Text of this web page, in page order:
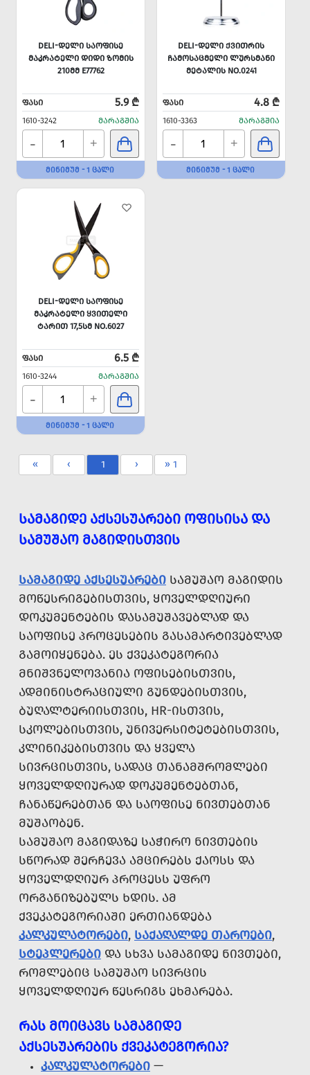
DELI-ᲓᲔᲚᲘ ᲡᲐᲝᲤᲘᲡᲔ
ᲛᲐᲙᲠᲐᲢᲔᲚᲘ ᲓᲘᲓᲘ ᲖᲝᲛᲘᲡ
210ᲛᲛ E77762
ᲤᲐᲡᲘ 5.9 ₾
1610-3242 ᲛᲐᲠᲐᲒᲨᲘᲐ
- +
ᲛᲘᲜᲘᲛᲣᲛ - 1 ᲪᲐᲚᲘ
DELI-ᲓᲔᲚᲘ ᲥᲕᲘᲗᲠᲘᲡ
ᲩᲐᲛᲝᲡᲐᲪᲛᲔᲚᲘ ᲚᲣᲠᲡᲛᲐᲜᲘ
ᲛᲔᲢᲐᲚᲘᲡ NO.0241
ᲤᲐᲡᲘ 4.8 ₾
1610-3363 ᲛᲐᲠᲐᲒᲨᲘᲐ
- +
ᲛᲘᲜᲘᲛᲣᲛ - 1 ᲪᲐᲚᲘ
DELI-ᲓᲔᲚᲘ ᲡᲐᲝᲤᲘᲡᲔ
ᲛᲐᲙᲠᲐᲢᲔᲚᲘ ᲧᲕᲘᲗᲔᲚᲘ
ᲢᲐᲠᲘᲗ 17,5ᲡᲛ NO.6027
ᲤᲐᲡᲘ 6.5 ₾
1610-3244 ᲛᲐᲠᲐᲒᲨᲘᲐ
- +
ᲛᲘᲜᲘᲛᲣᲛ - 1 ᲪᲐᲚᲘ
« ‹ 1 › » 1
ᲡᲐᲛᲐᲒᲘᲓᲔ ᲐᲥᲡᲔᲡᲣᲐᲠᲔᲑᲘ ᲝᲤᲘᲡᲘᲡᲐ ᲓᲐ
ᲡᲐᲛᲣᲨᲐᲝ ᲛᲐᲒᲘᲓᲘᲡᲗᲕᲘᲡ
ᲡᲐᲛᲐᲒᲘᲓᲔ ᲐᲥᲡᲔᲡᲣᲐᲠᲔᲑᲘ ᲡᲐᲛᲣᲨᲐᲝ ᲛᲐᲒᲘᲓᲘᲡ
ᲛᲝᲬᲔᲡᲠᲘᲒᲔᲑᲘᲡᲗᲕᲘᲡ, ᲧᲝᲕᲔᲚᲓᲦᲘᲣᲠᲘ
ᲓᲝᲙᲣᲛᲔᲜᲢᲔᲑᲘᲡ ᲓᲐᲡᲐᲛᲣᲨᲐᲕᲔᲑᲚᲐᲓ ᲓᲐ
ᲡᲐᲝᲤᲘᲡᲔ ᲞᲠᲝᲪᲔᲡᲔᲑᲘᲡ ᲒᲐᲡᲐᲛᲐᲠᲢᲘᲕᲔᲑᲚᲐᲓ
ᲒᲐᲛᲝᲘᲧᲔᲜᲔᲑᲐ. ᲔᲡ ᲥᲕᲔᲙᲐᲢᲔᲒᲝᲠᲘᲐ
ᲛᲜᲘᲨᲕᲜᲔᲚᲝᲕᲐᲜᲘᲐ ᲝᲤᲘᲡᲔᲑᲘᲡᲗᲕᲘᲡ,
ᲐᲓᲛᲘᲜᲘᲡᲢᲠᲐᲪᲘᲣᲚᲘ ᲒᲣᲜᲓᲔᲑᲘᲡᲗᲕᲘᲡ,
ᲑᲣᲦᲐᲚᲢᲔᲠᲘᲘᲡᲗᲕᲘᲡ, HR-ᲘᲡᲗᲕᲘᲡ,
ᲡᲙᲝᲚᲔᲑᲘᲡᲗᲕᲘᲡ, ᲣᲜᲘᲕᲔᲠᲡᲘᲢᲔᲢᲔᲑᲘᲡᲗᲕᲘᲡ,
ᲙᲚᲘᲜᲘᲙᲔᲑᲘᲡᲗᲕᲘᲡ ᲓᲐ ᲧᲕᲔᲚᲐ
ᲡᲘᲕᲠᲪᲘᲡᲗᲕᲘᲡ, ᲡᲐᲓᲐᲪ ᲗᲐᲜᲐᲛᲨᲠᲝᲛᲚᲔᲑᲘ
ᲧᲝᲕᲔᲚᲓᲦᲘᲣᲠᲐᲓ ᲓᲝᲙᲣᲛᲔᲜᲢᲔᲑᲗᲐᲜ,
ᲩᲐᲜᲐᲬᲔᲠᲔᲑᲗᲐᲜ ᲓᲐ ᲡᲐᲝᲤᲘᲡᲔ ᲜᲘᲕᲗᲔᲑᲗᲐᲜ
ᲛᲣᲨᲐᲝᲑᲔᲜ.
ᲡᲐᲛᲣᲨᲐᲝ ᲛᲐᲒᲘᲓᲐᲖᲔ ᲡᲐᲭᲘᲠᲝ ᲜᲘᲕᲗᲔᲑᲘᲡ
ᲡᲬᲝᲠᲐᲓ ᲨᲔᲠᲩᲔᲕᲐ ᲐᲛᲪᲘᲠᲔᲑᲡ ᲥᲐᲝᲡᲡ ᲓᲐ
ᲧᲝᲕᲔᲚᲓᲦᲘᲣᲠ ᲞᲠᲝᲪᲔᲡᲡ ᲣᲤᲠᲝ
ᲝᲠᲒᲐᲜᲘᲖᲔᲑᲣᲚᲡ ᲮᲓᲘᲡ. ᲐᲛ
ᲥᲕᲔᲙᲐᲢᲔᲒᲝᲠᲘᲐᲨᲘ ᲔᲠᲗᲘᲐᲜᲓᲔᲑᲐ
ᲙᲐᲚᲙᲣᲚᲐᲢᲝᲠᲔᲑᲘ, ᲡᲐᲥᲐᲦᲐᲚᲓᲔ ᲗᲐᲠᲝᲔᲑᲘ,
ᲡᲢᲔᲞᲚᲔᲠᲔᲑᲘ ᲓᲐ ᲡᲮᲕᲐ ᲡᲐᲛᲐᲒᲘᲓᲔ ᲜᲘᲕᲗᲔᲑᲘ,
ᲠᲝᲛᲚᲔᲑᲘᲪ ᲡᲐᲛᲣᲨᲐᲝ ᲡᲘᲕᲠᲪᲘᲡ
ᲧᲝᲕᲔᲚᲓᲦᲘᲣᲠ ᲬᲔᲡᲠᲘᲒᲡ ᲔᲮᲛᲐᲠᲔᲑᲐ.
ᲠᲐᲡ ᲛᲝᲘᲪᲐᲕᲡ ᲡᲐᲛᲐᲒᲘᲓᲔ
ᲐᲥᲡᲔᲡᲣᲐᲠᲔᲑᲘᲡ ᲥᲕᲔᲙᲐᲢᲔᲒᲝᲠᲘᲐ?
ᲙᲐᲚᲙᲣᲚᲐᲢᲝᲠᲔᲑᲘ —